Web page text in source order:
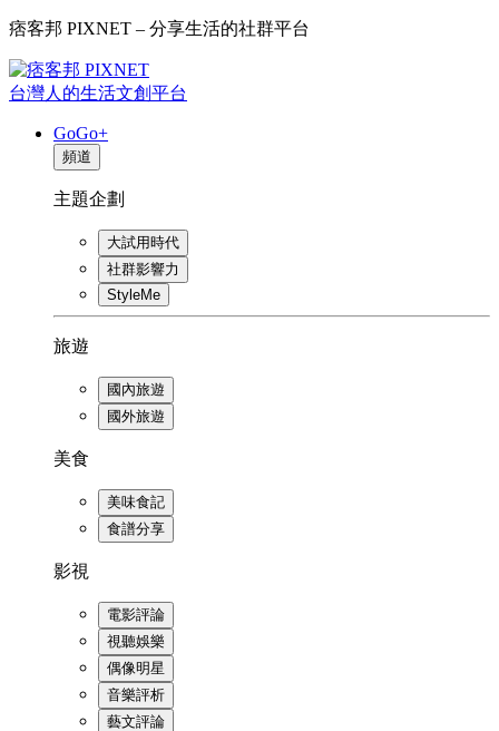
痞客邦 PIXNET – 分享生活的社群平台
台灣人的生活文創平台
GoGo+
頻道
主題企劃
大試用時代
社群影響力
StyleMe
旅遊
國內旅遊
國外旅遊
美食
美味食記
食譜分享
影視
電影評論
視聽娛樂
偶像明星
音樂評析
藝文評論